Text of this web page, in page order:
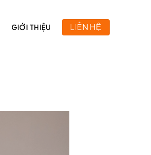
GIỚI THIỆU LIÊN HỆ